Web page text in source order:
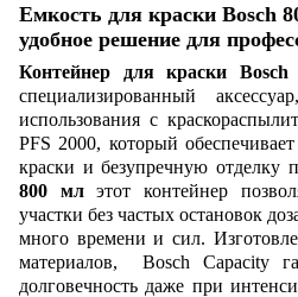
Емкость для краски Bosch
удобное решение для
Контейнер для краски
специализированный
использования с
PFS 2000, который
краски и безупречную отделку
800 млэтот контейнер
участки без частых остановок
много времени и сил.
материалов, Bosch Capacity
долговечность даже при